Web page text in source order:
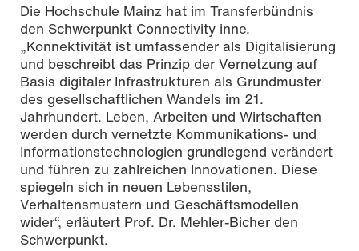
Die Hochschule Mainz hat im Transferbündnis
den Schwerpunkt Connectivity inne.
„Konnektivität ist umfassender als Digitalisierung
und beschreibt das Prinzip der Vernetzung auf
Basis digitaler Infrastrukturen als Grundmuster
des gesellschaftlichen Wandels im 21.
Jahrhundert. Leben, Arbeiten und Wirtschaften
werden durch vernetzte Kommunikations- und
Informationstechnologien grundlegend verändert
und führen zu zahlreichen Innovationen. Diese
spiegeln sich in neuen Lebensstilen,
Verhaltensmustern und Geschäftsmodellen
wider“, erläutert Prof. Dr. Mehler-Bicher den
Schwerpunkt.